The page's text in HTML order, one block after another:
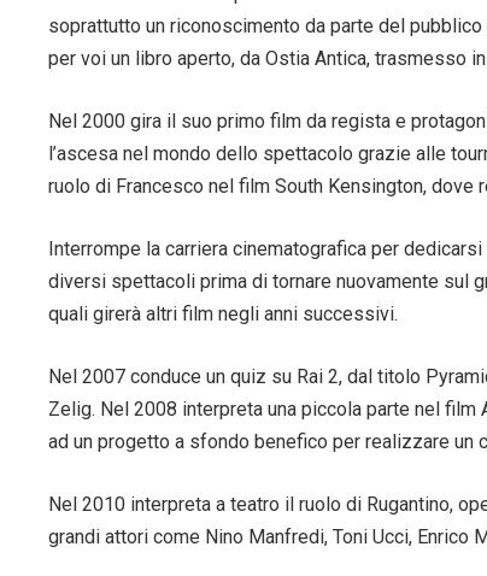
soprattutto un riconoscimento da parte del
per voi un libro aperto, da Ostia Antica, trasmesso
Nel 2000 gira il suo primo film da regista e
l’ascesa nel mondo dello spettacolo grazie alle
ruolo di Francesco nel film South Kensington, dove
Interrompe la carriera cinematografica per
diversi spettacoli prima di tornare nuovamente sul
quali girerà altri film negli anni successivi.
Nel 2007 conduce un quiz su Rai 2, dal titolo
Zelig. Nel 2008 interpreta una piccola parte nel
ad un progetto a sfondo benefico per realizzare
Nel 2010 interpreta a teatro il ruolo di Rugantino,
grandi attori come Nino Manfredi, Toni Ucci, Enrico